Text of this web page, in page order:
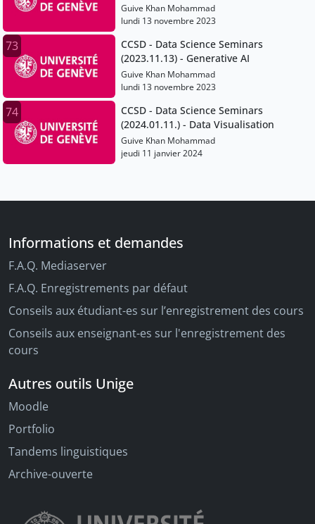
Guive Khan Mohammad
lundi 13 novembre 2023
73
CCSD - Data Science Seminars
(2023.11.13) - Generative AI
Guive Khan Mohammad
lundi 13 novembre 2023
74
CCSD - Data Science Seminars
(2024.01.11.) - Data Visualisation
Guive Khan Mohammad
jeudi 11 janvier 2024
Informations et demandes
F.A.Q. Mediaserver
F.A.Q. Enregistrements par défaut
Conseils aux étudiant-es sur l’enregistrement des cours
Conseils aux enseignant-es sur l'enregistrement des
cours
Autres outils Unige
Moodle
Portfolio
Tandems linguistiques
Archive-ouverte